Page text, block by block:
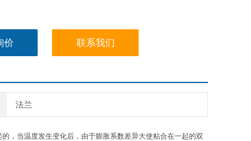
价 联系我们
法兰
，当温度发生变化后，由于膨胀系数差异大使粘合在一起的双